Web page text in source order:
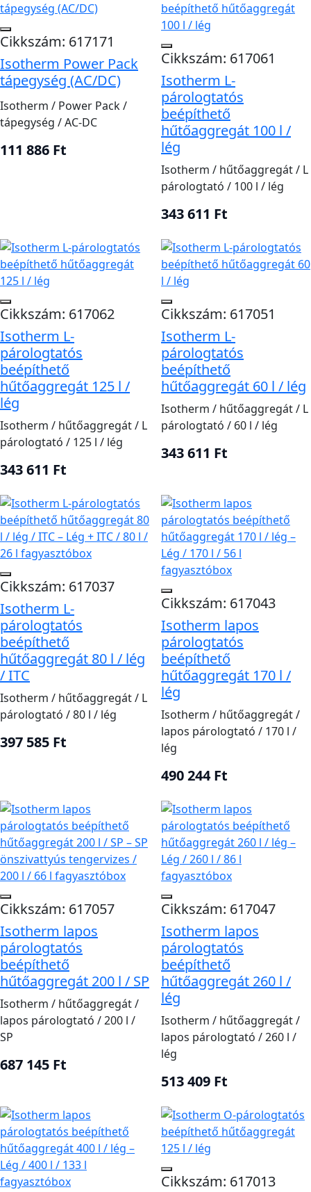
Cikkszám: 617171
Isotherm Power Pack
tápegység (AC/DC)
Isotherm / Power Pack /
tápegység / AC-DC
111 886 Ft
Cikkszám: 617061
Isotherm L-
párologtatós
beépíthető
hűtőaggregát 100 l /
lég
Isotherm / hűtőaggregát / L
párologtató / 100 l / lég
343 611 Ft
Cikkszám: 617062
Isotherm L-
párologtatós
beépíthető
hűtőaggregát 125 l /
lég
Isotherm / hűtőaggregát / L
párologtató / 125 l / lég
343 611 Ft
Cikkszám: 617051
Isotherm L-
párologtatós
beépíthető
hűtőaggregát 60 l / lég
Isotherm / hűtőaggregát / L
párologtató / 60 l / lég
343 611 Ft
Cikkszám: 617037
Isotherm L-
párologtatós
beépíthető
hűtőaggregát 80 l / lég
/ ITC
Isotherm / hűtőaggregát / L
párologtató / 80 l / lég
397 585 Ft
Cikkszám: 617043
Isotherm lapos
párologtatós
beépíthető
hűtőaggregát 170 l /
lég
Isotherm / hűtőaggregát /
lapos párologtató / 170 l /
lég
490 244 Ft
Cikkszám: 617057
Isotherm lapos
párologtatós
beépíthető
hűtőaggregát 200 l / SP
Isotherm / hűtőaggregát /
lapos párologtató / 200 l /
SP
687 145 Ft
Cikkszám: 617047
Isotherm lapos
párologtatós
beépíthető
hűtőaggregát 260 l /
lég
Isotherm / hűtőaggregát /
lapos párologtató / 260 l /
lég
513 409 Ft
Cikkszám: 617013